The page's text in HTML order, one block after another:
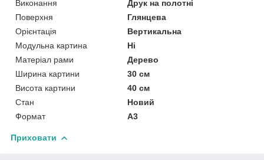
Виконання
Друк на полотні
Поверхня
Глянцева
Орієнтація
Вертикальна
Модульна картина
Ні
Матеріал рами
Дерево
Ширина картини
30 см
Висота картини
40 см
Стан
Новий
Формат
A3
Приховати